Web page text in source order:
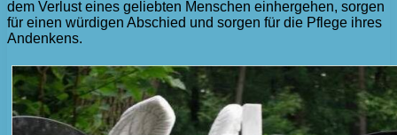
dem Verlust eines geliebten Menschen einhergehen, sorgen
für einen würdigen Abschied und sorgen für die Pflege ihres
Andenkens.